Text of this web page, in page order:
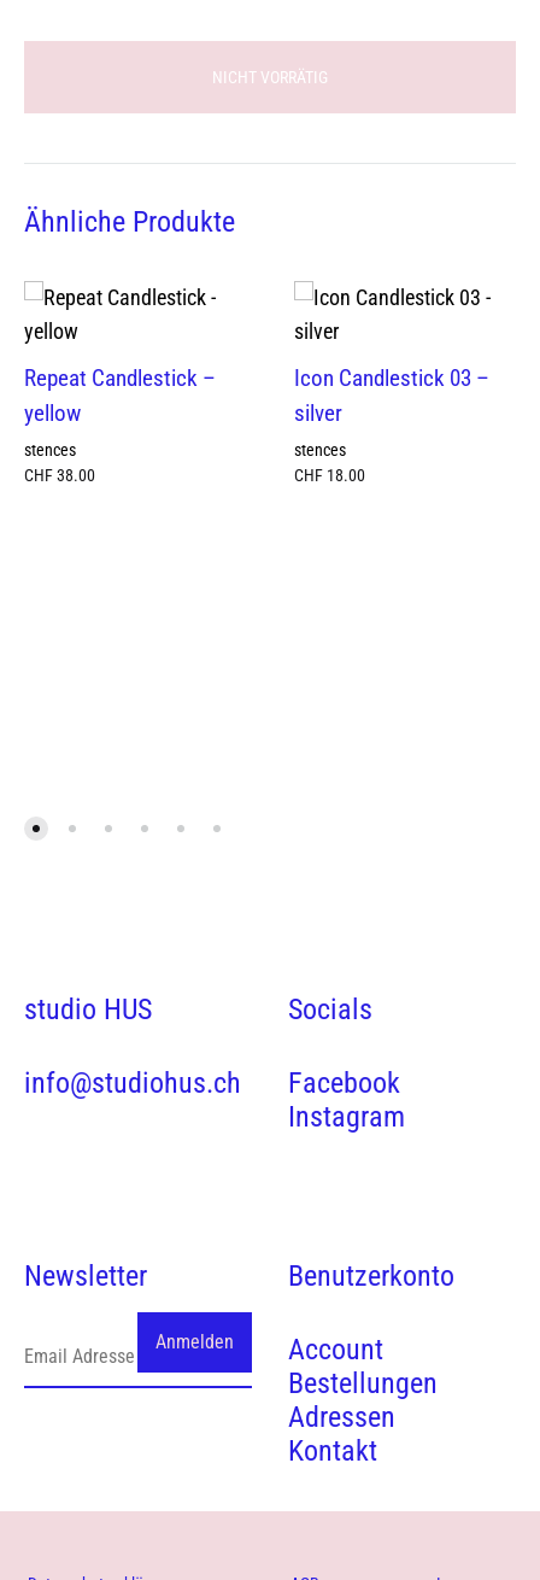
NICHT VORRÄTIG
Ähnliche Produkte
Repeat Candlestick –
yellow
stences
CHF38.00
Icon Candlestick 03 –
silver
stences
CHF 18.00
studio HUS
info@studiohus.ch
Socials
Facebook
Instagram
Newsletter Benutzerkonto
Account
Bestellungen
Adressen
Kontakt